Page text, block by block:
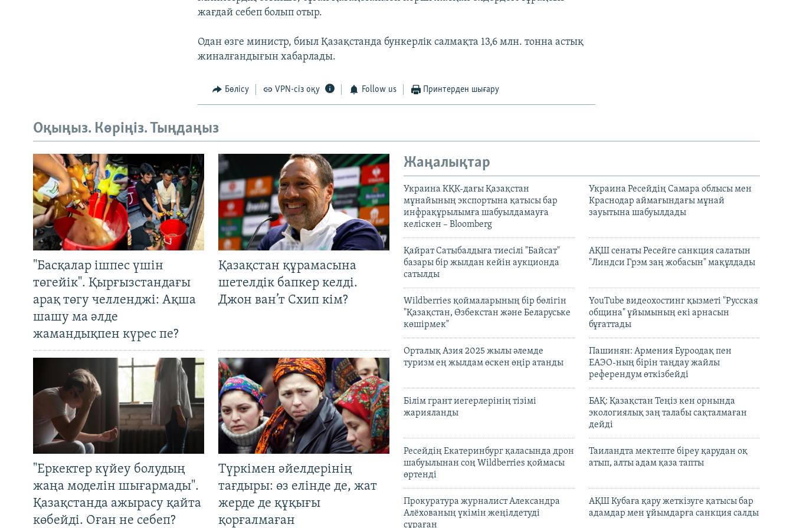
жағдай себеп болып отыр.
Одан өзге министр, биыл Қазақстанда бункерлік салмақта 13,6 млн. тонна астық
жиналғандығын хабарлады.
Бөлісу VPN-сіз оқу Follow us Принтерден шығару
Оқыңыз. Көріңіз. Тыңдаңыз
"Басқалар ішпес үшін
төгейік". Қырғызстандағы
арақ төгу челленджі: Ақша
шашу ма әлде
жамандықпен күрес пе?
Қазақстан құрамасына
шетелдік бапкер келді.
Джон ван’т Схип кім?
"Еркектер күйеу болудың
жаңа моделін шығармады".
Қазақстанда ажырасу қайта
көбейді. Оған не себеп?
Түркімен әйелдерінің
тағдыры: өз елінде де, жат
жерде де құқығы
қорғалмаған
Жаңалықтар
Украина КҚК-дағы Қазақстан
мұнайының экспортына қатысы бар
инфрақұрылымға шабуылдамауға
келіскен – Bloomberg
Украина Ресейдің Самара облысы мен
Краснодар аймағындағы мұнай
зауытына шабуылдады
Қайрат Сатыбалдыға тиесілі "Байсат"
базары бір жылдан кейін аукционда
сатылды
АҚШ сенаты Ресейге санкция салатын
"Линдси Грэм заң жобасын" мақұлдады
Wildberries қоймаларының бір бөлігін
"Қазақстан, Өзбекстан және Беларуське
көшірмек"
YouTube видеохостинг қызметі "Русская
община" ұйымының екі арнасын
бұғаттады
Орталық Азия 2025 жылы әлемде
туризм ең жылдам өскен өңір атанды
Пашинян: Армения Еуроодақ пен
ЕАЭО-ның бірін таңдау жайлы
референдум өткізбейді
Білім грант иегерлерінің тізімі
жарияланды
БАҚ: Қазақстан Теңіз кен орнында
экологиялық заң талабы сақталмаған
дейді
Ресейдің Екатеринбург қаласында дрон
шабуылынан соң Wildberries қоймасы
өртенді
Таиландта мектепте біреу қарудан оқ
атып, алты адам қаза тапты
Прокуратура журналист Александра
Алёхованың үкімін жеңілдетуді
сұраған
АҚШ Кубаға қару жеткізуге қатысы бар
адамдар мен ұйымдарға санкция салды